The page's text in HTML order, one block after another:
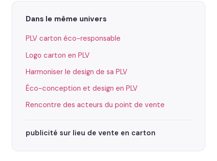
Dans le même univers
PLV carton éco-responsable
Logo carton en PLV
Harmoniser le design de sa PLV
Éco-conception et design en PLV
Rencontre des acteurs du point de vente
publicité sur lieu de vente en carton